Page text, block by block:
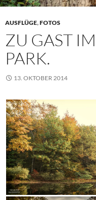
AUSFLÜGE,FOTOS
ZU GAST
PARK.
13. OKTOBER 2014